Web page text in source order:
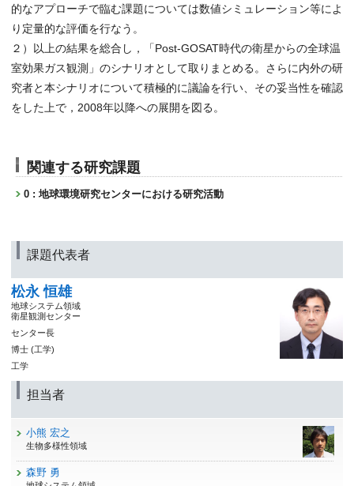
的なアプローチで臨む課題については数値シミュレーション等によ
り定量的な評価を行なう。
２）以上の結果を総合し，「Post-GOSAT時代の衛星からの全球温
室効果ガス観測」のシナリオとして取りまとめる。さらに内外の研
究者と本シナリオについて積極的に議論を行い、その妥当性を確認
をした上で，2008年以降への展開を図る。
関連する研究課題
0 : 地球環境研究センターにおける研究活動
課題代表者
松永 恒雄
地球システム領域
衛星観測センター
センター長
博士 (工学)
工学
担当者
小熊 宏之
生物多様性領域
森野 勇